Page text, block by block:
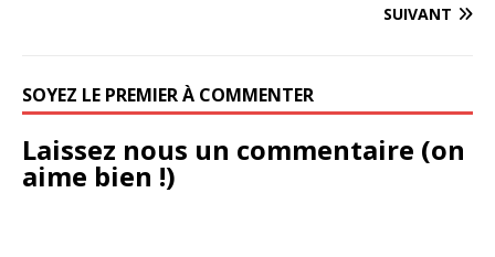
SUIVANT
SOYEZ LE PREMIER À COMMENTER
Laissez nous un commentaire (on
aime bien !)